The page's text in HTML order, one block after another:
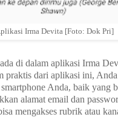
Irma Devita [Foto: Dok Pri]
di dalam aplikasi Irma
praktis dari aplikasi ini,
Anda, baik yang
alamat email dan
mengakses rubrik atau